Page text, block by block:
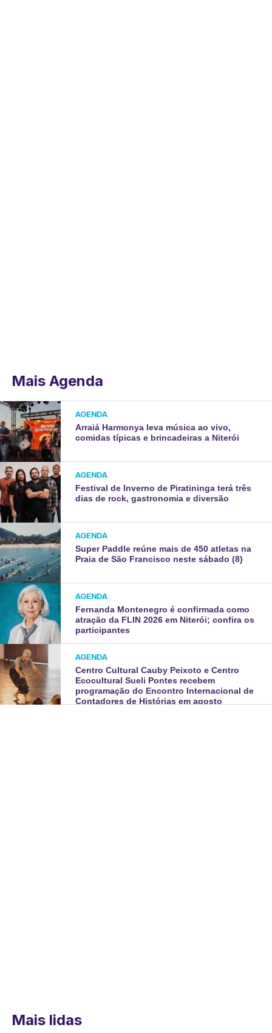
Mais Agenda
AGENDA
Arraiá Harmonya leva música ao vivo,
comidas típicas e brincadeiras a Niterói
AGENDA
Festival de Inverno de Piratininga terá três
dias de rock, gastronomia e diversão
AGENDA
Super Paddle reúne mais de 450 atletas na
Praia de São Francisco neste sábado (8)
AGENDA
Fernanda Montenegro é confirmada como
atração da FLIN 2026 em Niterói; confira os
participantes
AGENDA
Centro Cultural Cauby Peixoto e Centro
Ecocultural Sueli Pontes recebem
programação do Encontro Internacional de
Contadores de Histórias em agosto
Mais lidas